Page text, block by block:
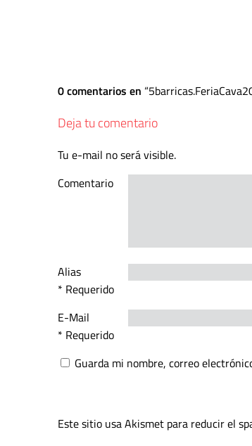
0 comentarios en
Deja tu comentario
Tu e-mail no será visible.
Comentario
Alias
* Requerido
E-Mail
* Requerido
Guarda mi nombre, correo
Este sitio usa Akismet para reducir el